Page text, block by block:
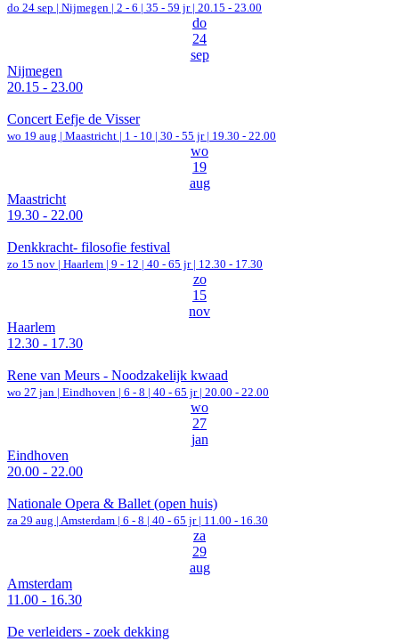
do 24 sep | Nijmegen | 2 - 6 | 35 - 59 jr | 20.15 - 23.00
do
24
sep
Nijmegen
20.15 - 23.00
Concert Eefje de Visser
wo 19 aug | Maastricht | 1 - 10 | 30 - 55 jr | 19.30 - 22.00
wo
19
aug
Maastricht
19.30 - 22.00
Denkkracht- filosofie festival
zo 15 nov | Haarlem | 9 - 12 | 40 - 65 jr | 12.30 - 17.30
zo
15
nov
Haarlem
12.30 - 17.30
Rene van Meurs - Noodzakelijk kwaad
wo 27 jan | Eindhoven | 6 - 8 | 40 - 65 jr | 20.00 - 22.00
wo
27
jan
Eindhoven
20.00 - 22.00
Nationale Opera & Ballet (open huis)
za 29 aug | Amsterdam | 6 - 8 | 40 - 65 jr | 11.00 - 16.30
za
29
aug
Amsterdam
11.00 - 16.30
De verleiders - zoek dekking